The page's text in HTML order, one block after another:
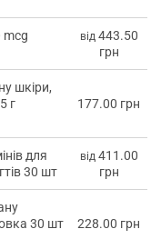
mcg
від443.50
грн
шкіри,
г
177.00 грн
для
30 шт
від411.00
грн
30 шт
228.00 грн